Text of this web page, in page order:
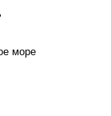
море